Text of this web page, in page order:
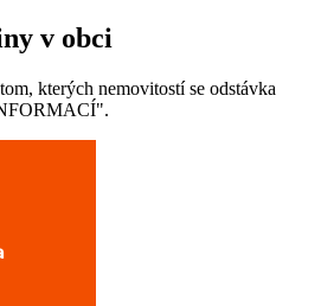
v obci
kterých nemovitostí se odstávka